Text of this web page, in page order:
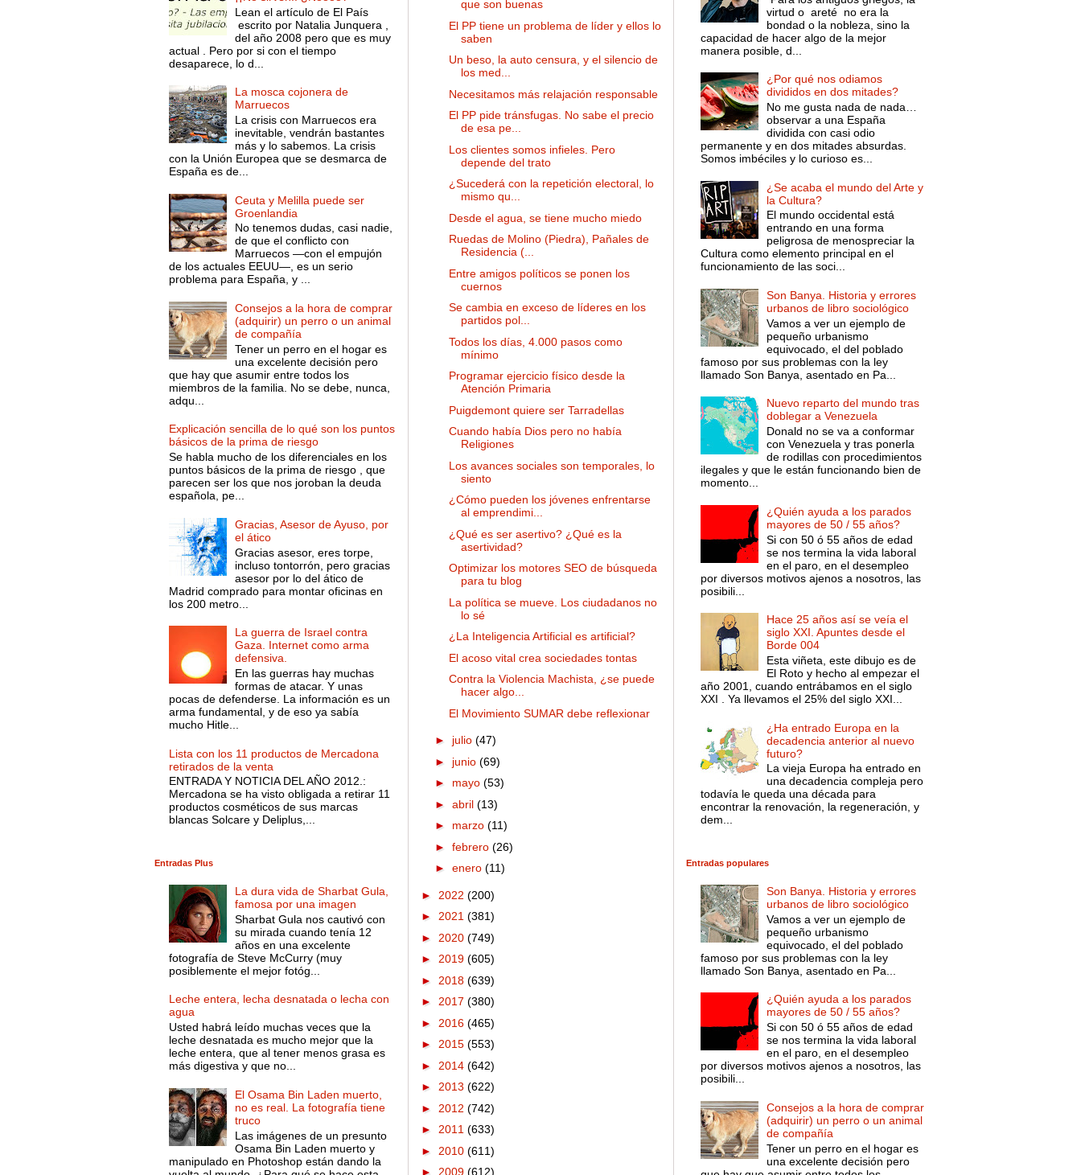
Lean el artículo de El País
escrito por Natalia Junquera ,
del año 2008 pero que es muy
actual . Pero por si con el tiempo
desaparece, lo d...
La mosca cojonera de
Marruecos
La crisis con Marruecos era
inevitable, vendrán bastantes
más y lo sabemos. La crisis
con la Unión Europea que se desmarca de
España es de...
Ceuta y Melilla puede ser
Groenlandia
No tenemos dudas, casi nadie,
de que el conflicto con
Marruecos —con el empujón
de los actuales EEUU—, es un serio
problema para España, y ...
Consejos a la hora de comprar
(adquirir) un perro o un animal
de compañía
Tener un perro en el hogar es
una excelente decisión pero
que hay que asumir entre todos los
miembros de la familia. No se debe, nunca,
adqu...
Explicación sencilla de lo qué son los puntos
básicos de la prima de riesgo
Se habla mucho de los diferenciales en los
puntos básicos de la prima de riesgo , que
parecen ser los que nos joroban la deuda
española, pe...
Gracias, Asesor de Ayuso, por
el ático
Gracias asesor, eres torpe,
incluso tontorrón, pero gracias
asesor por lo del ático de
Madrid comprado para montar oficinas en
los 200 metro...
La guerra de Israel contra
Gaza. Internet como arma
defensiva.
En las guerras hay muchas
formas de atacar. Y unas
pocas de defenderse. La información es un
arma fundamental, y de eso ya sabía
mucho Hitle...
Lista con los 11 productos de Mercadona
retirados de la venta
ENTRADA Y NOTICIA DEL AÑO 2012.:
Mercadona se ha visto obligada a retirar 11
productos cosméticos de sus marcas
blancas Solcare y Deliplus,...
Entradas Plus
La dura vida de Sharbat Gula,
famosa por una imagen
Sharbat Gula nos cautivó con
su mirada cuando tenía 12
años en una excelente
fotografía de Steve McCurry (muy
posiblemente el mejor fotóg...
Leche entera, lecha desnatada o lecha con
agua
Usted habrá leído muchas veces que la
leche desnatada es mucho mejor que la
leche entera, que al tener menos grasa es
más digestiva y que no...
El Osama Bin Laden muerto,
no es real. La fotografía tiene
truco
Las imágenes de un presunto
Osama Bin Laden muerto y
manipulado en Photoshop están dando la
que son buenas
El PP tiene un problema de líder y ellos lo
saben
Un beso, la auto censura, y el silencio de
los med...
Necesitamos más relajación responsable
El PP pide tránsfugas. No sabe el precio
de esa pe...
Los clientes somos infieles. Pero
depende del trato
¿Sucederá con la repetición electoral, lo
mismo qu...
Desde el agua, se tiene mucho miedo
Ruedas de Molino (Piedra), Pañales de
Residencia (...
Entre amigos políticos se ponen los
cuernos
Se cambia en exceso de líderes en los
partidos pol...
Todos los días, 4.000 pasos como
mínimo
Programar ejercicio físico desde la
Atención Primaria
Puigdemont quiere ser Tarradellas
Cuando había Dios pero no había
Religiones
Los avances sociales son temporales, lo
siento
¿Cómo pueden los jóvenes enfrentarse
al emprendimi...
¿Qué es ser asertivo? ¿Qué es la
asertividad?
Optimizar los motores SEO de búsqueda
para tu blog
La política se mueve. Los ciudadanos no
lo sé
¿La Inteligencia Artificial es artificial?
El acoso vital crea sociedades tontas
Contra la Violencia Machista, ¿se puede
hacer algo...
El Movimiento SUMAR debe reflexionar
► julio (47)
► junio (69)
► mayo (53)
► abril (13)
► marzo (11)
► febrero (26)
► enero (11)
► 2022 (200)
► 2021 (381)
► 2020 (749)
► 2019 (605)
► 2018 (639)
► 2017 (380)
► 2016 (465)
► 2015 (553)
► 2014 (642)
► 2013 (622)
► 2012 (742)
► 2011 (633)
► 2010 (611)
► 2009 (612)
virtud o areté no era la
bondad o la nobleza, sino la
capacidad de hacer algo de la mejor
manera posible, d...
¿Por qué nos odiamos
divididos en dos mitades?
No me gusta nada de nada…
observar a una España
dividida con casi odio
permanente y en dos mitades absurdas.
Somos imbéciles y lo curioso es...
¿Se acaba el mundo del Arte y
la Cultura?
El mundo occidental está
entrando en una forma
peligrosa de menospreciar la
Cultura como elemento principal en el
funcionamiento de las soci...
Son Banya. Historia y errores
urbanos de libro sociológico
Vamos a ver un ejemplo de
pequeño urbanismo
equivocado, el del poblado
famoso por sus problemas con la ley
llamado Son Banya, asentado en Pa...
Nuevo reparto del mundo tras
doblegar a Venezuela
Donald no se va a conformar
con Venezuela y tras ponerla
de rodillas con procedimientos
ilegales y que le están funcionando bien de
momento...
¿Quién ayuda a los parados
mayores de 50 / 55 años?
Si con 50 ó 55 años de edad
se nos termina la vida laboral
en el paro, en el desempleo
por diversos motivos ajenos a nosotros, las
posibili...
Hace 25 años así se veía el
siglo XXI. Apuntes desde el
Borde 004
Esta viñeta, este dibujo es de
El Roto y hecho al empezar el
año 2001, cuando entrábamos en el siglo
XXI . Ya llevamos el 25% del siglo XXI...
¿Ha entrado Europa en la
decadencia anterior al nuevo
futuro?
La vieja Europa ha entrado en
una decadencia compleja pero
todavía le queda una década para
encontrar la renovación, la regeneración, y
dem...
Entradas populares
Son Banya. Historia y errores
urbanos de libro sociológico
Vamos a ver un ejemplo de
pequeño urbanismo
equivocado, el del poblado
famoso por sus problemas con la ley
llamado Son Banya, asentado en Pa...
¿Quién ayuda a los parados
mayores de 50 / 55 años?
Si con 50 ó 55 años de edad
se nos termina la vida laboral
en el paro, en el desempleo
por diversos motivos ajenos a nosotros, las
posibili...
Consejos a la hora de comprar
(adquirir) un perro o un animal
de compañía
Tener un perro en el hogar es
una excelente decisión pero